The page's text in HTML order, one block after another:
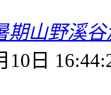
期山野溪
10日